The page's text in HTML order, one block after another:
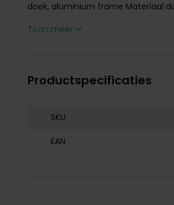
doek, aluminium frame Materiaal
Toon meer
Productspecificaties
SKU
EAN